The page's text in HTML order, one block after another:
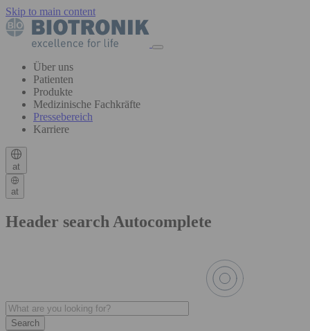
Skip to main content
Über uns
Patienten
Produkte
Medizinische Fachkräfte
Pressebereich
Karriere
at
at
Header search Autocomplete